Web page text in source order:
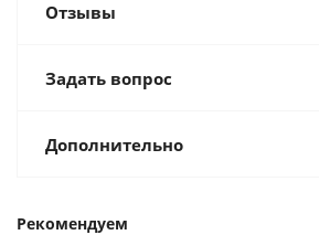
Отзывы
Задать вопрос
Дополнительно
Рекомендуем